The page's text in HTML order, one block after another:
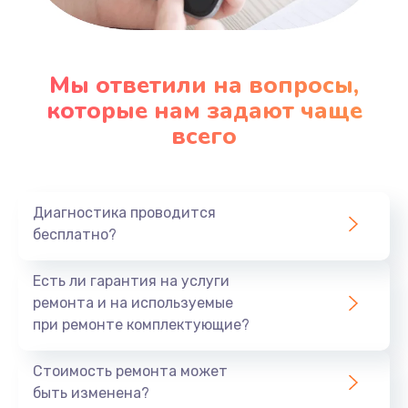
Заказать
Ремонт подсветки
Заказать
930 руб.
Заказать
Мы ответили на вопросы,
которые нам задают чаще
всего
Диагностика проводится
бесплатно?
Есть ли гарантия на услуги
ремонта и на используемые
при ремонте комплектующие?
Стоимость ремонта может
быть изменена?